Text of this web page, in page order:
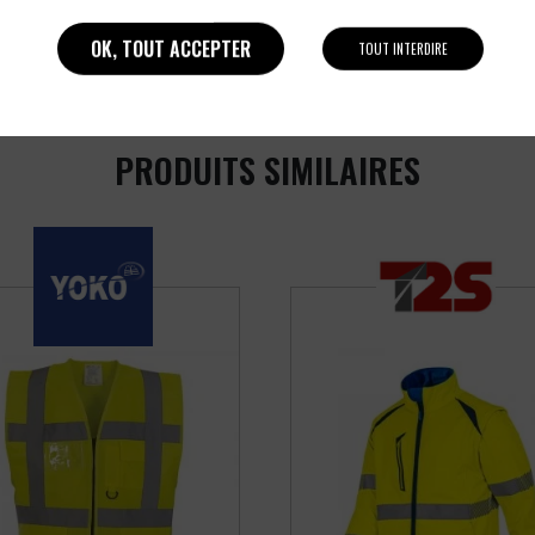
PRODUITS SIMILAIRES
OK, TOUT ACCEPTER TOUT INTERDIRE